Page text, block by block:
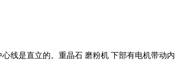
线是直立的。重晶石 磨粉机 下部有电机带动内